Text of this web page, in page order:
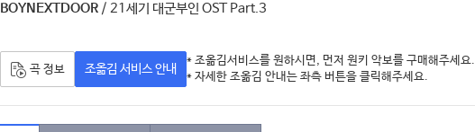
BOYNEXTDOOR / 21세기 대군부인 OST Part.3
곡 정보 조옮김 서비스 안내
* 조옮김서비스를 원하시면, 먼저 원키 악보를 구매해주세요.
* 자세한 조옮김 안내는 좌측 버튼을 클릭해주세요.